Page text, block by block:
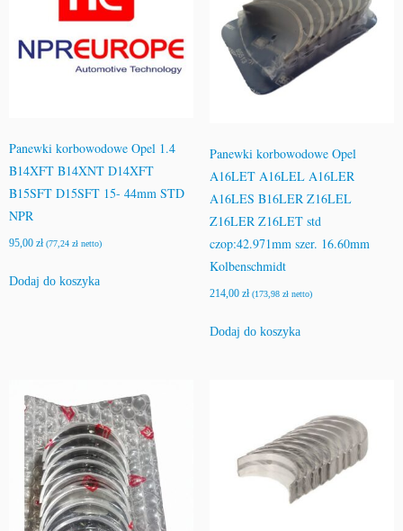
Panewki korbowodowe Opel 1.4
B14XFT B14XNT D14XFT
B15SFT D15SFT 15- 44mm STD
NPR
95,00 zł (77,24 zł netto)
Dodaj do koszyka
Panewki korbowodowe Opel
A16LET A16LEL A16LER
A16LES B16LER Z16LEL
Z16LER Z16LET std
czop:42.971mm szer. 16.60mm
Kolbenschmidt
214,00 zł (173,98 złnetto)
Dodaj do koszyka